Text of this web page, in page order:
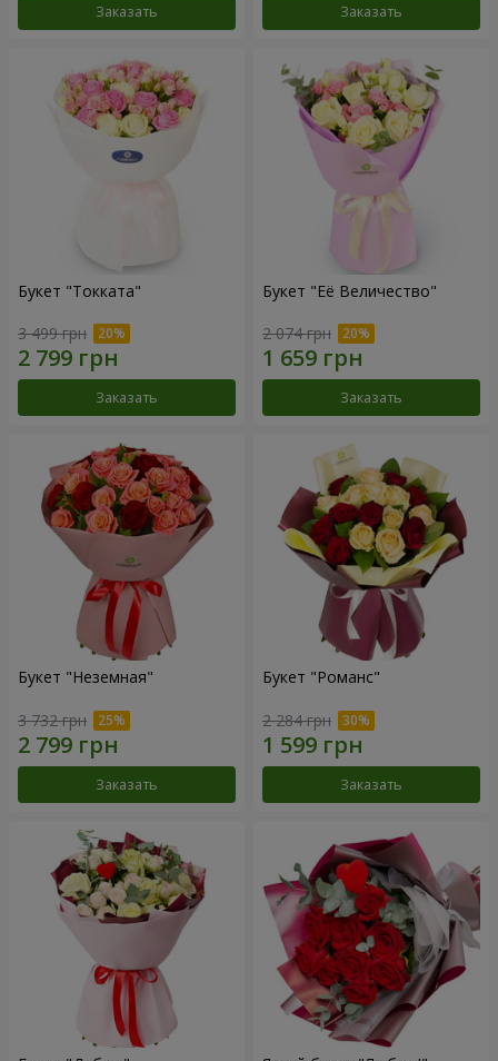
Заказать Заказать
Букет "Токката"
3 499 грн
Заказать
Букет "Её Величество"
2 074 грн
Заказать
Букет "Неземная"
3 732 грн
Заказать
Букет "Романс"
2 284 грн
Заказать